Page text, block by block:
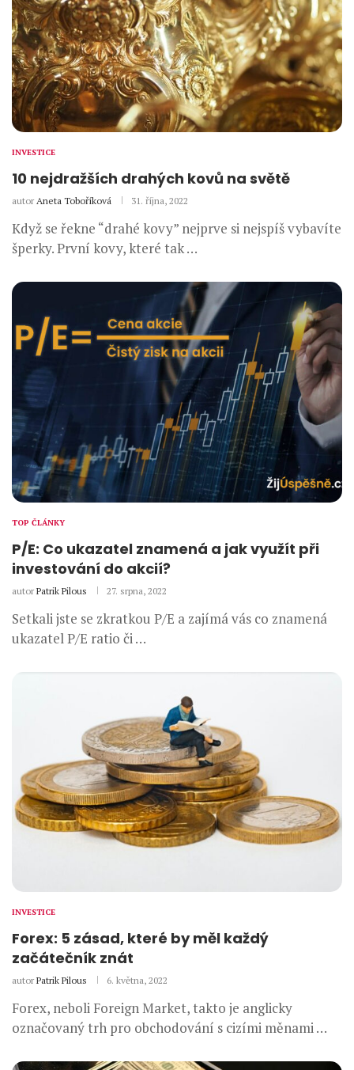
INVESTICE
10 nejdražších drahých kovů na světě
autor Aneta Toboříková 31. října, 2022
Když se řekne “drahé kovy” nejprve si nejspíš vybavíte
šperky. První kovy, které tak …
TOP ČLÁNKY
P/E: Co ukazatel znamená a jak využít při
investování do akcií?
autor Patrik Pilous 27. srpna, 2022
Setkali jste se zkratkou P/E a zajímá vás co znamená
ukazatel P/E ratio či …
INVESTICE
Forex: 5 zásad, které by měl každý
začátečník znát
autor Patrik Pilous 6. května, 2022
Forex, neboli Foreign Market, takto je anglicky
označovaný trh pro obchodování s cizími měnami …